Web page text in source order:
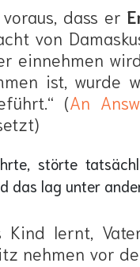
voraus, dass er
von
einnehmen
ist, wurde
(An
störte
das lag unter
Kind lernt,
nehmen vor